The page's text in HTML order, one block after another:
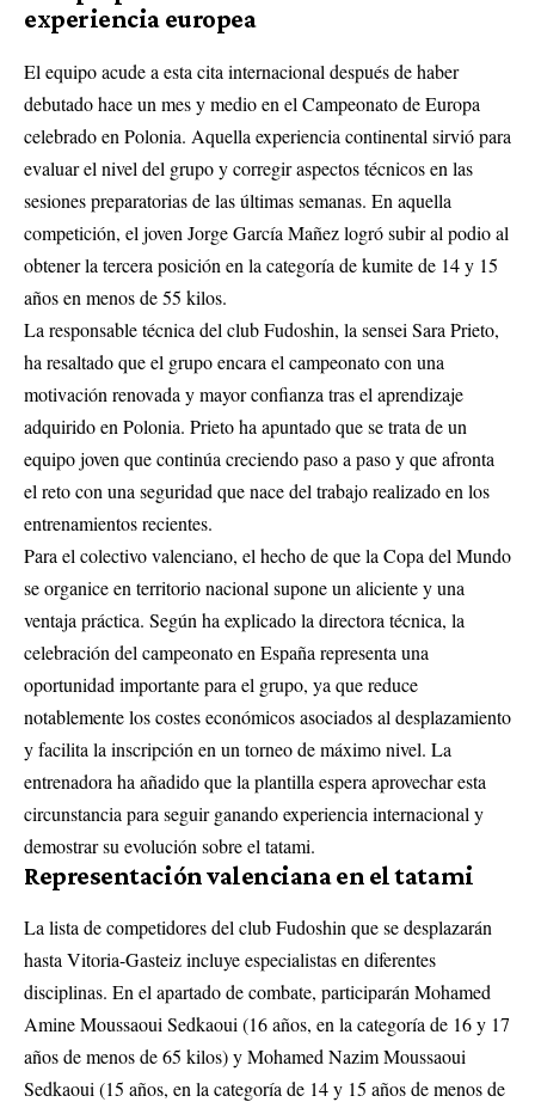
experiencia europea
El equipo acude a esta cita internacional después de haber
debutado hace un mes y medio en el Campeonato de Europa
celebrado en Polonia. Aquella experiencia continental sirvió para
evaluar el nivel del grupo y corregir aspectos técnicos en las
sesiones preparatorias de las últimas semanas. En aquella
competición, el joven Jorge García Mañez logró subir al podio al
obtener la tercera posición en la categoría de kumite de 14 y 15
años en menos de 55 kilos.
La responsable técnica del club Fudoshin, la sensei Sara Prieto,
ha resaltado que el grupo encara el campeonato con una
motivación renovada y mayor confianza tras el aprendizaje
adquirido en Polonia. Prieto ha apuntado que se trata de un
equipo joven que continúa creciendo paso a paso y que afronta
el reto con una seguridad que nace del trabajo realizado en los
entrenamientos recientes.
Para el colectivo valenciano, el hecho de que la Copa del Mundo
se organice en territorio nacional supone un aliciente y una
ventaja práctica. Según ha explicado la directora técnica, la
celebración del campeonato en España representa una
oportunidad importante para el grupo, ya que reduce
notablemente los costes económicos asociados al desplazamiento
y facilita la inscripción en un torneo de máximo nivel. La
entrenadora ha añadido que la plantilla espera aprovechar esta
circunstancia para seguir ganando experiencia internacional y
demostrar su evolución sobre el tatami.
Representación valenciana en el tatami
La lista de competidores del club Fudoshin que se desplazarán
hasta Vitoria-Gasteiz incluye especialistas en diferentes
disciplinas. En el apartado de combate, participarán Mohamed
Amine Moussaoui Sedkaoui (16 años, en la categoría de 16 y 17
años de menos de 65 kilos) y Mohamed Nazim Moussaoui
Sedkaoui (15 años, en la categoría de 14 y 15 años de menos de